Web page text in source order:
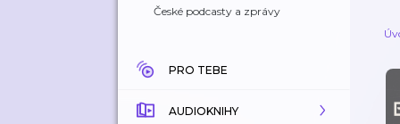
České podcasty a zprávy
PRO TEBE
AUDIOKNIHY